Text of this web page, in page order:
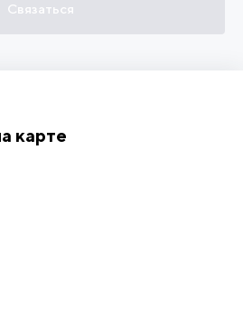
Связаться
карте